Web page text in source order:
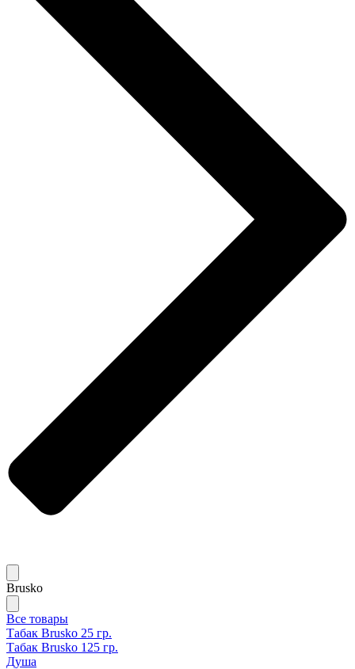
Brusko
Все товары
Табак Brusko 25 гр.
Табак Brusko 125 гр.
Душа